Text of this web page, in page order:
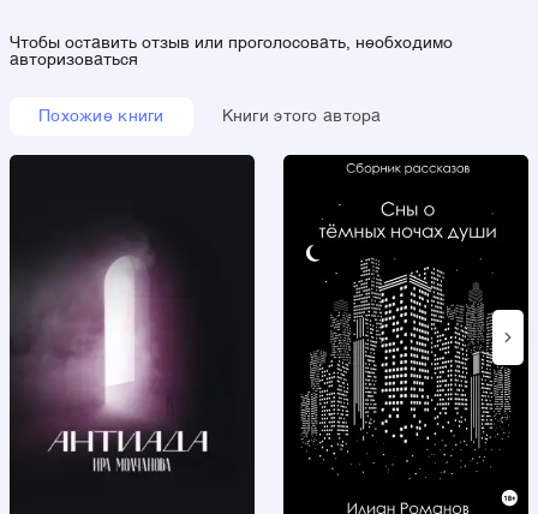
Чтобы оставить отзыв или проголосовать, необходимо
авторизоваться
Похожие книги Книги этого автора